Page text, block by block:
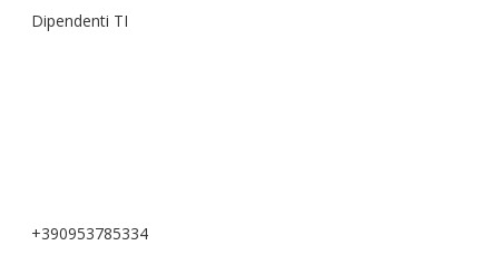
Dipendenti TI
+390953785334